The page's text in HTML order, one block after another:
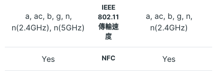
a, ac, b, g, n,
n(2.4GHz), n(5GHz)
IEEE
802.11
傳輸速
度
a, ac, b, g, n,
n(2.4GHz)
Yes NFC Yes